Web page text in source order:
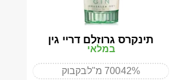
תינקרס גרוזלם דריי גין
במלאי
42%700 מ"ל בקבוק